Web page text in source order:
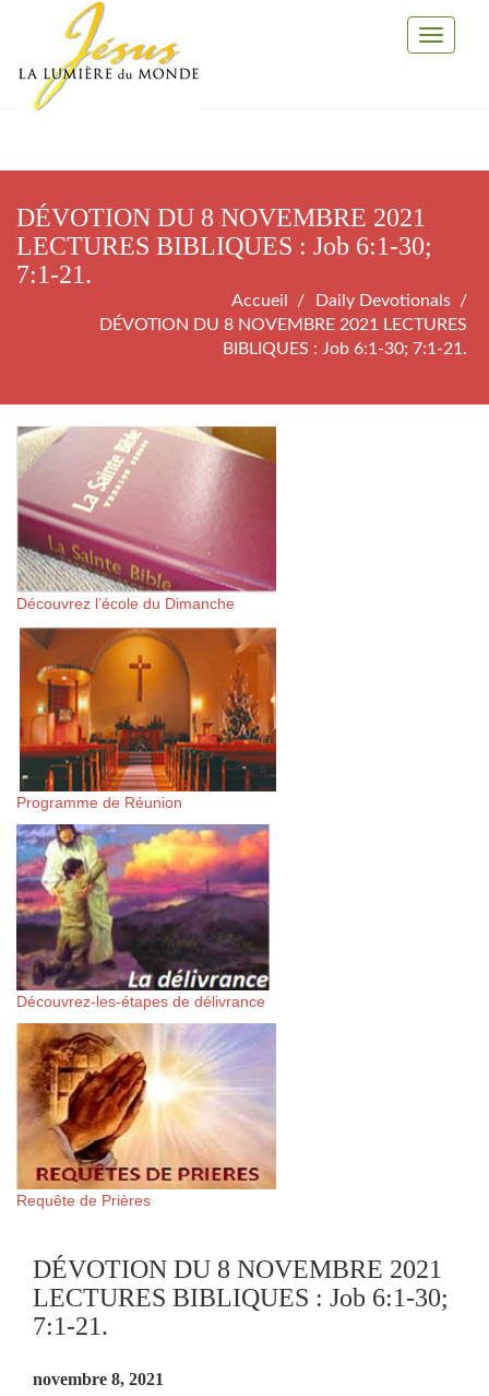
Toggle
DÉVOTION DU 8 NOVEMBRE 2021
LECTURES BIBLIQUES : Job 6:1-30;
7:1-21.
Accueil
Daily Devotionals
DÉVOTION DU 8 NOVEMBRE 2021 LECTURES
BIBLIQUES : Job 6:1-30; 7:1-21.
Découvrez l’école du Dimanche
Programme de Réunion
Découvrez-les-étapes de délivrance
Requête de Prières
DÉVOTION DU 8 NOVEMBRE 2021
LECTURES BIBLIQUES : Job 6:1-30;
7:1-21.
novembre 8, 2021